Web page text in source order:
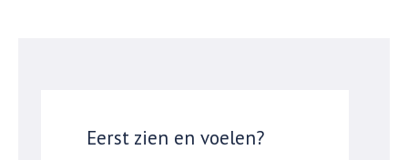
Eerst zien en voelen?